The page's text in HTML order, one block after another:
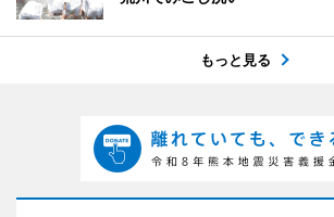
もっと見る